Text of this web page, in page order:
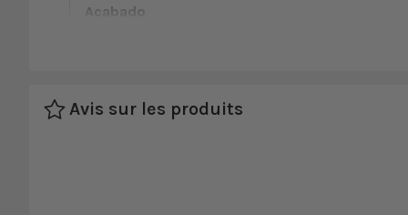
Acabado
Material
Avis sur les produits